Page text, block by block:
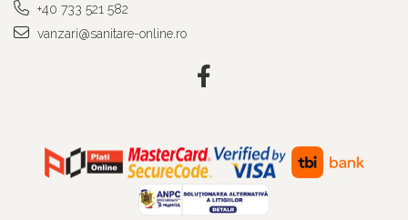
+40 733 521 582
vanzari@sanitare-online.ro